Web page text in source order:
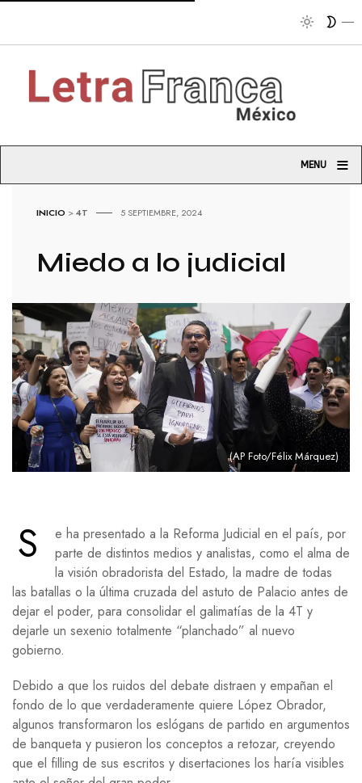
MENU ≡
INICIO >4T 5 SEPTIEMBRE, 2024
Miedo a lo judicial
(AP Foto/Félix Márquez)
S
e ha presentado a la Reforma Judicial en el país, por
parte de distintos medios y analistas, como el alma de
la visión obradorista del Estado, la madre de todas
las batallas o la última cruzada del astuto de Palacio antes de
dejar el poder, para consolidar el galimatías de la 4T y
dejarle un sexenio totalmente “planchado” al nuevo
gobierno.
Debido a que los ruidos del debate distraen y empañan el
fondo de lo que verdaderamente quiere López Obrador,
algunos transformaron los eslógans de partido en argumentos
de banqueta y pusieron los conceptos a retozar, creyendo
que el filling de sus escritos y disertaciones los haría visibles